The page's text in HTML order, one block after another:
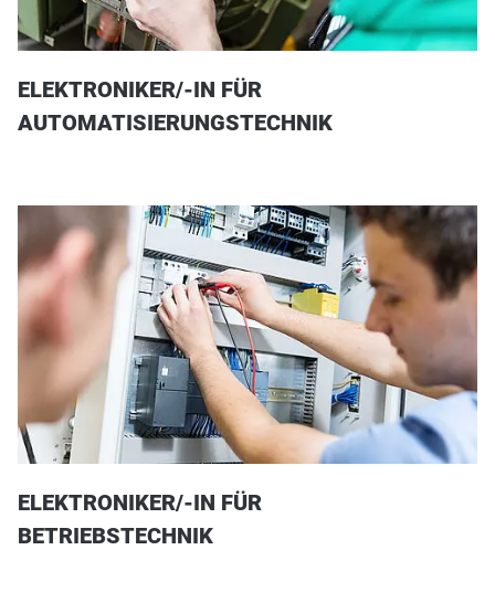
ELEKTRONIKER/-IN FÜR
AUTOMATISIERUNGSTECHNIK
ELEKTRONIKER/-IN FÜR
BETRIEBSTECHNIK